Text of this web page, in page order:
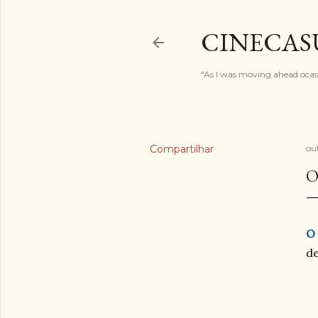
"As I was moving ahead
Compartilhar
O